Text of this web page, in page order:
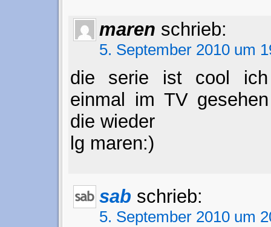
maren schrieb:
5. September 2010 um
die serie ist cool
einmal im TV
die wieder
lg maren:)
sab schrieb:
5. September 2010 um